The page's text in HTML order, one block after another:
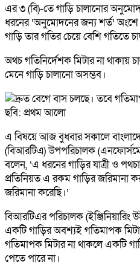
এর ৩ (বি)-তে গাড়ি চালানোর
ধরনের ‘অনুমোদনের জন্য শর্ত’
গাড়ি তার গতির চেয়ে বেশি গতিতে
অথচ গতিনির্দেশক মিটার না থাকায়
মেনে গাড়ি চালানো অসম্ভব।
এ বিষয়ে আজ বুধবার সকালে
(বিআরটিএ) উপপরিচালক
বলেন, ‘এ ধরনের গাড়ির যাত্রী ও
প্রতিনিয়ত এ রকম গাড়ির জরিমানা
জরিমানা করেছি।’
বিআরটিএর পরিচালক
একটি গাড়ির অবশ্যই গতিমাপক
গতিমাপক মিটার না থাকলে একটি
পেতে পারে না।